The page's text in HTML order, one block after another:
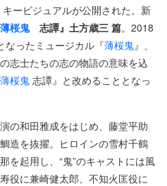
ービジュアルが公開された。新
薄桜鬼志譚』土方歳三 篇。2018
なったミュージカル『薄桜鬼』、
志士たちの志の物語の意味を込
薄桜鬼 志譚』と改めることとなっ
の和田雅成をはじめ、藤堂平助
造を抜擢。ヒロインの雪村千鶴
を起用し、“鬼”のキャストには風
役に兼崎健太郎、不知火匡役に